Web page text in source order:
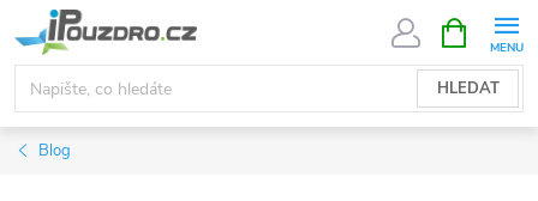
na
obsah
HLEDAT
NÁKUPNÍ
KOŠÍK
Blog